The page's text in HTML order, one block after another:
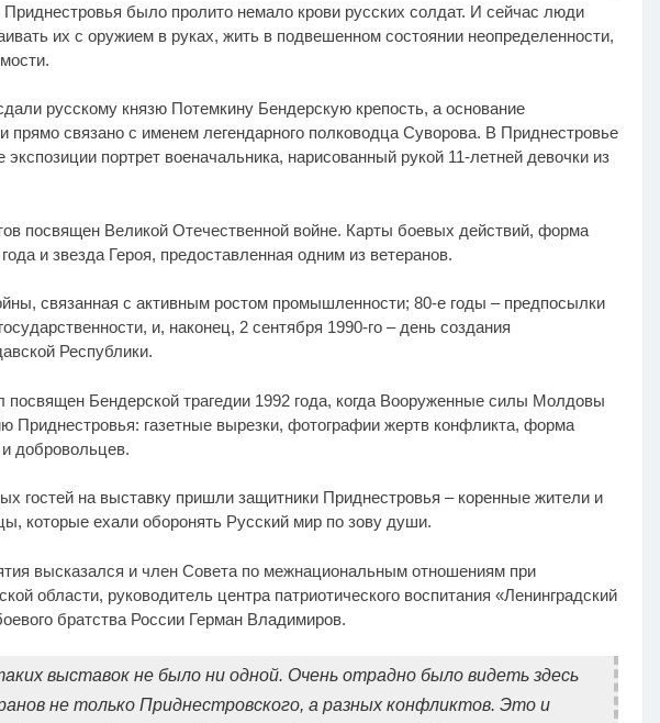
было пролито немало крови русских солдат. И сейчас люди
их с оружием в руках, жить в подвешенном состоянии неопределенности,
русскому князю Потемкину Бендерскую крепость, а основание
прямо связано с именем легендарного полководца Суворова. В Приднестровье
экспозиции портрет военачальника, нарисованный рукой 11-летней девочки из
посвящен Великой Отечественной войне. Карты боевых действий, форма
и звезда Героя, предоставленная одним из ветеранов.
связанная с активным ростом промышленности; 80-е годы – предпосылки
и, наконец, 2 сентября 1990-го – день создания
Республики.
Бендерской трагедии 1992 года, когда Вооруженные силы Молдовы
Приднестровья: газетные вырезки, фотографии жертв конфликта, форма
добровольцев.
гостей на выставку пришли защитники Приднестровья – коренные жители и
которые ехали оборонять Русский мир по зову души.
высказался и член Совета по межнациональным отношениям при
области, руководитель центра патриотического воспитания «Ленинградский
братства России Герман Владимиров.
выставок не было ни одной. Очень отрадно было видеть здесь
не только Приднестровского, а разных конфликтов. Это и